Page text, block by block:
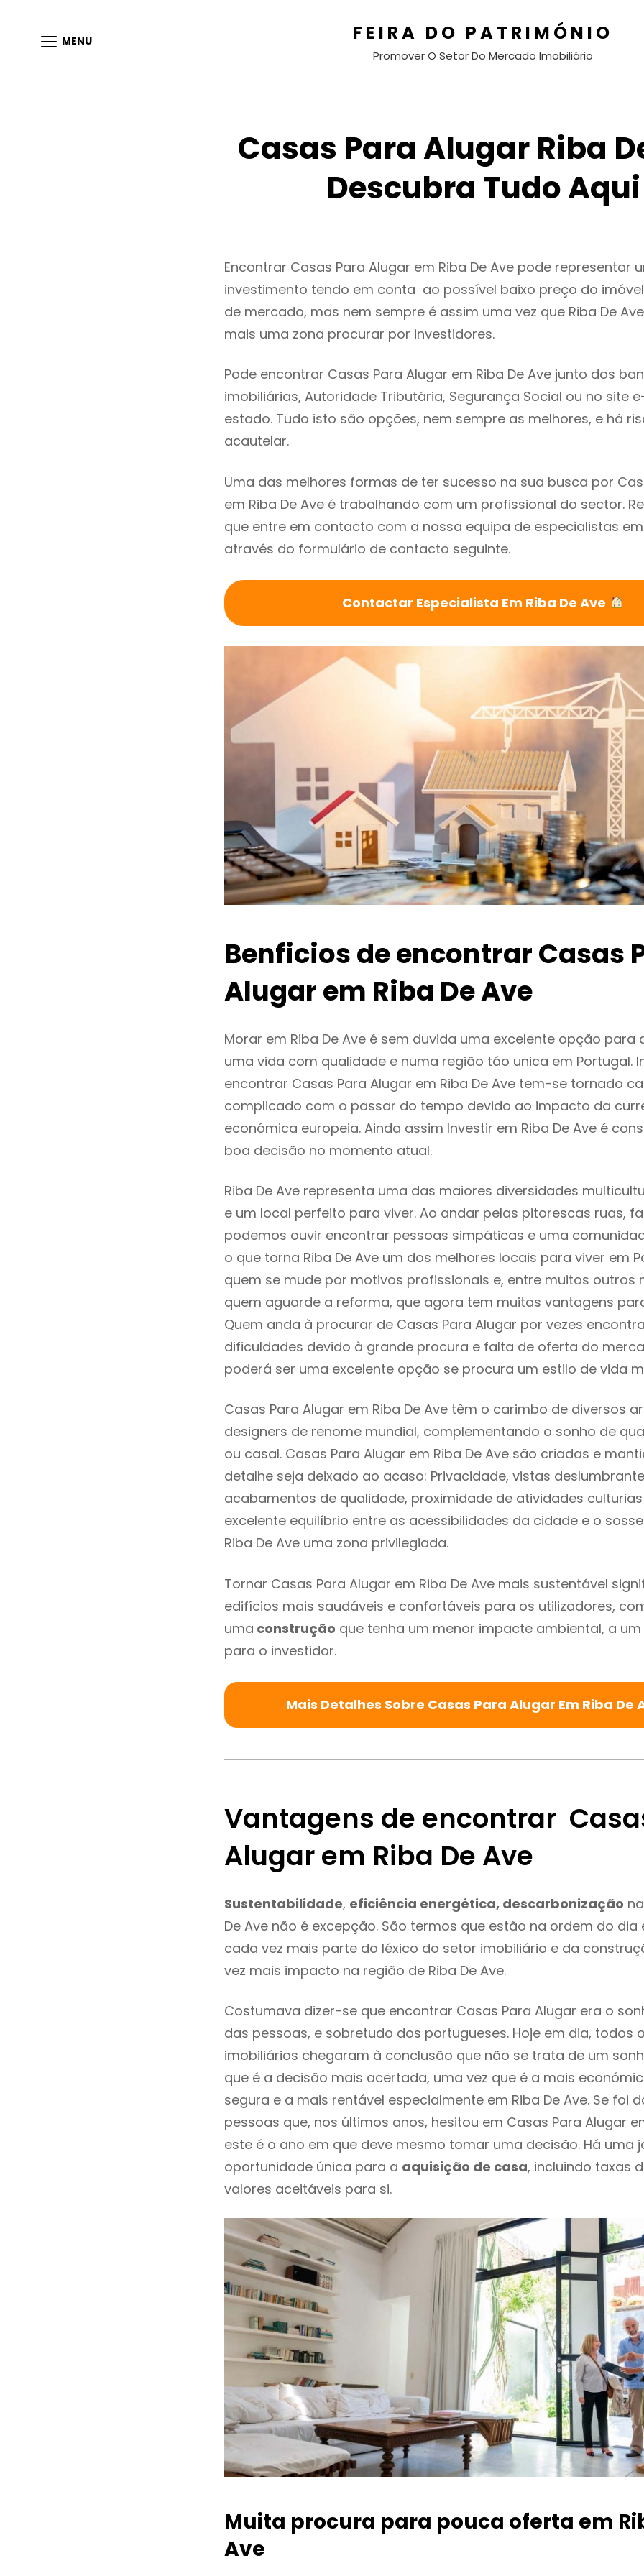
MENU FEIRA DO PATRIMÓNIO
Promover O Setor Do Mercado Imobiliário
Casas Para Alugar Riba
Descubra Tudo Aqui
Encontrar Casas Para Alugar em Riba De Ave pode representar
investimento tendo em conta ao possível baixo preço do
de mercado, mas nem sempre é assim uma vez que Riba De
mais uma zona procurar por investidores.
Pode encontrar Casas Para Alugar em Riba De Ave junto dos
imobiliárias, Autoridade Tributária, Segurança Social ou no site
estado. Tudo isto são opções, nem sempre as melhores, e há
acautelar.
Uma das melhores formas de ter sucesso na sua busca por
em Riba De Ave é trabalhando com um profissional do sector.
que entre em contacto com a nossa equipa de especialistas em
através do formulário de contacto seguinte.
Contactar Especialista Em Riba De Ave
Benficios de encontrar Casas
Alugar em Riba De Ave
Morar em Riba De Ave é sem duvida uma excelente opção para
uma vida com qualidade e numa região táo unica em Portugal.
encontrar Casas Para Alugar em Riba De Ave tem-se tornado
complicado com o passar do tempo devido ao impacto da
económica europeia. Ainda assim Investir em Riba De Ave é
boa decisão no momento atual.
Riba De Ave representa uma das maiores diversidades
e um local perfeito para viver. Ao andar pelas pitorescas ruas,
podemos ouvir encontrar pessoas simpáticas e uma
o que torna Riba De Ave um dos melhores locais para viver em
quem se mude por motivos profissionais e, entre muitos outros
quem aguarde a reforma, que agora tem muitas vantagens
Quem anda à procurar de Casas Para Alugar por vezes
dificuldades devido à grande procura e falta de oferta do
poderá ser uma excelente opção se procura um estilo de vida
Casas Para Alugar em Riba De Ave têm o carimbo de diversos
designers de renome mundial, complementando o sonho de
ou casal. Casas Para Alugar em Riba De Ave são criadas e
detalhe seja deixado ao acaso: Privacidade, vistas
acabamentos de qualidade, proximidade de atividades
excelente equilíbrio entre as acessibilidades da cidade e o
Riba De Ave uma zona privilegiada.
Tornar Casas Para Alugar em Riba De Ave mais sustentável
edifícios mais saudáveis e confortáveis para os utilizadores,
uma construção que tenha um menor impacte ambiental, a
para o investidor.
Mais Detalhes Sobre Casas Para Alugar Em Riba De
Vantagens de encontrar
Alugar em Riba De Ave
Sustentabilidade, eficiência energética, descarbonização
De Ave não é excepção. São termos que estão na ordem do dia
cada vez mais parte do léxico do setor imobiliário e da
vez mais impacto na região de Riba De Ave.
Costumava dizer-se que encontrar Casas Para Alugar era o
das pessoas, e sobretudo dos portugueses. Hoje em dia, todos
imobiliários chegaram à conclusão que não se trata de um
que é a decisão mais acertada, uma vez que é a mais
segura e a mais rentável especialmente em Riba De Ave. Se foi
pessoas que, nos últimos anos, hesitou em Casas Para Alugar
este é o ano em que deve mesmo tomar uma decisão. Há uma
oportunidade única para a aquisição de casa, incluindo taxas
valores aceitáveis para si.
Muita procura para pouca oferta em
Ave